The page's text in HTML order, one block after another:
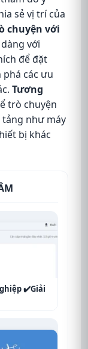
sẻ vị trí của
chuyện với
với
để đặt
các ưu
Tương
trò chuyện
như máy
bị khác
✔️Giải